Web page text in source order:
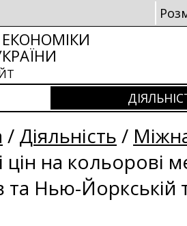
ЕКОНОМІКИ
/ Діяльність /
цін на кольорові
та Нью-Йоркській